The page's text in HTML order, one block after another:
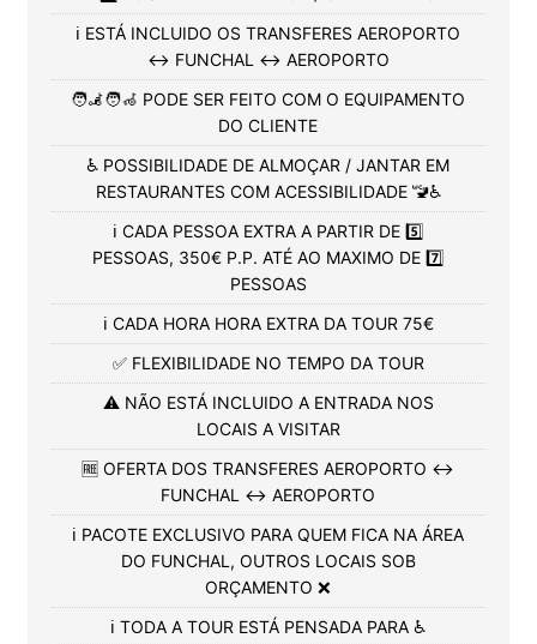
ℹ️ ESTÁ INCLUIDO OS TRANSFERES AEROPORTO
↔️ FUNCHAL ↔️ AEROPORTO
🧑‍🦼🧑‍🦽 PODE SER FEITO COM O EQUIPAMENTO
DO CLIENTE
♿ POSSIBILIDADE DE ALMOÇAR / JANTAR EM
RESTAURANTES COM ACESSIBILIDADE 🚾♿
ℹ️ CADA PESSOA EXTRA A PARTIR DE 5️⃣
PESSOAS, 350€ P.P. ATÉ AO MAXIMO DE 7️⃣
PESSOAS
ℹ️ CADA HORA HORA EXTRA DA TOUR 75€
✅ FLEXIBILIDADE NO TEMPO DA TOUR
⚠️ NÃO ESTÁ INCLUIDO A ENTRADA NOS
LOCAIS A VISITAR
🆓 OFERTA DOS TRANSFERES AEROPORTO ↔️
FUNCHAL ↔️ AEROPORTO
ℹ️ PACOTE EXCLUSIVO PARA QUEM FICA NA ÁREA
DO FUNCHAL, OUTROS LOCAIS SOB
ORÇAMENTO ❌
ℹ️ TODA A TOUR ESTÁ PENSADA PARA ♿